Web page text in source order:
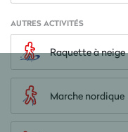
AUTRES ACTIVITÉS
Raquette à neige
Marche nordique